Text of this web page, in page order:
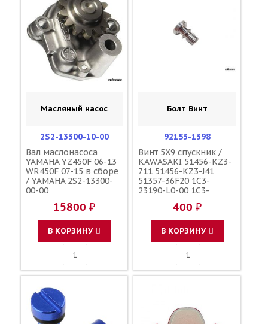
Масляный насос
2S2-13300-10-00
Вал маслонасоса
YAMAHA YZ450F 06-13
WR450F 07-15 в сборе
/ YAMAHA 2S2-13300-
00-00
15800 ₽
В КОРЗИНУ
Болт Винт
92153-1398
Винт 5X9 спускник /
KAWASAKI 51456-KZ3-
711 51456-KZ3-J41
51357-36F20 1C3-
23190-L0-00 1C3-
110090000601
110090000501
F45300001
400 ₽
В КОРЗИНУ